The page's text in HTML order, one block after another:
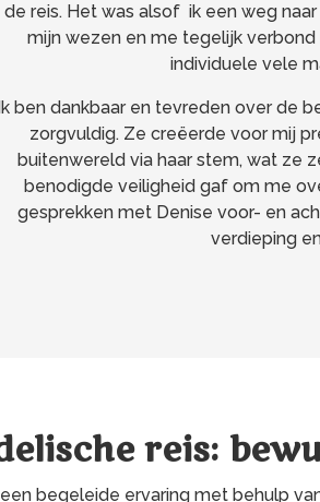
de reis. Het was alsof ik een weg
mijn wezen en me tegelijk
individuele vele
ben dankbaar en tevreden over de
zorgvuldig. Ze creëerde voor mij
buitenwereld via haar stem, wat ze
benodigde veiligheid gaf om me
gesprekken met Denise voor- en
verdieping
reis:
begeleide ervaring met behulp